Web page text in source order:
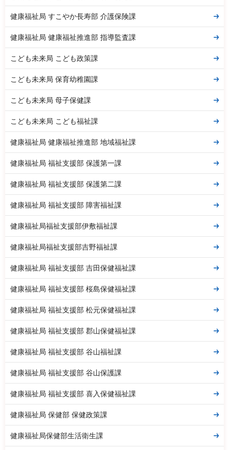
健康福祉局 すこやか長寿部 介護保険課
健康福祉局 健康福祉推進部 指導監査課
こども未来局 こども政策課
こども未来局 保育幼稚園課
こども未来局 母子保健課
こども未来局 こども福祉課
健康福祉局 健康福祉推進部 地域福祉課
健康福祉局 福祉支援部 保護第一課
健康福祉局 福祉支援部 保護第二課
健康福祉局 福祉支援部 障害福祉課
健康福祉局福祉支援部伊敷福祉課
健康福祉局福祉支援部吉野福祉課
健康福祉局 福祉支援部 吉田保健福祉課
健康福祉局 福祉支援部 桜島保健福祉課
健康福祉局 福祉支援部 松元保健福祉課
健康福祉局 福祉支援部 郡山保健福祉課
健康福祉局 福祉支援部 谷山福祉課
健康福祉局 福祉支援部 谷山保護課
健康福祉局 福祉支援部 喜入保健福祉課
健康福祉局 保健部 保健政策課
健康福祉局保健部生活衛生課